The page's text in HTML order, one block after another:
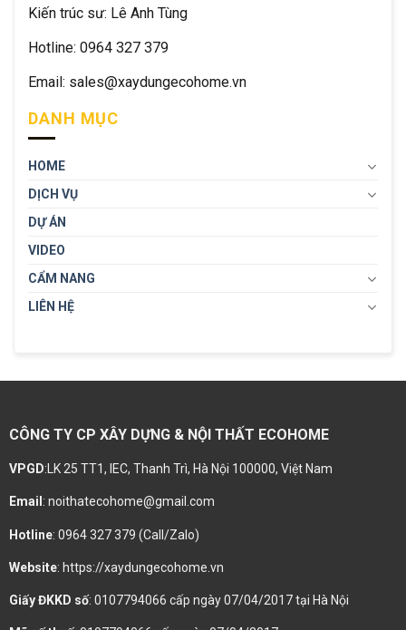
Kiến trúc sư: Lê Anh Tùng
Hotline: 0964 327 379
Email: sales@xaydungecohome.vn
DANH MỤC
HOME
DỊCH VỤ
DỰ ÁN
VIDEO
CẨM NANG
LIÊN HỆ
CÔNG TY CP XÂY DỰNG & NỘI THẤT ECOHOME
VPGD:LK 25 TT1, IEC, Thanh Trì, Hà Nội 100000, Việt Nam
Email : noithatecohome@gmail.com
Hotline: 0964 327 379 (Call/Zalo)
Website: https://xaydungecohome.vn
Giấy ĐKKD số: 0107794066 cấp ngày 07/04/2017 tại Hà Nội